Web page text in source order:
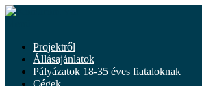
Tovább
Projektről
Állásajánlatok
Pályázatok 18-35 éves fiataloknak
Cégek